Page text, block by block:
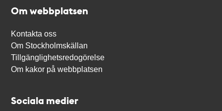
Om webbplatsen
Kontakta oss
Om Stockholmskällan
Tillgänglighetsredogörelse
Om kakor på webbplatsen
Sociala medier